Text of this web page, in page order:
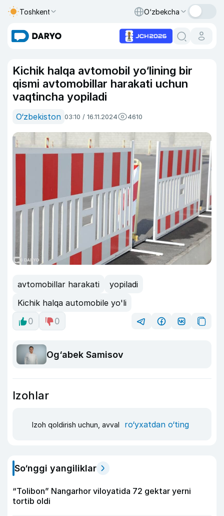
Toshkent O‘zbekcha
Kichik halqa avtomobil yo‘lining bir
qismi avtomobillar harakati uchun
vaqtincha yopiladi
O‘zbekiston 03:10 / 16.11.2024 4610
avtomobillar harakati
yopiladi
Kichik halqa automobile yo'li
0
0
Og‘abek Samisov
Izohlar
Izoh qoldirish uchun, avval ro‘yxatdan o‘ting
So‘nggi yangiliklar
“Tolibon” Nangarhor viloyatida 72 gektar yerni
tortib oldi